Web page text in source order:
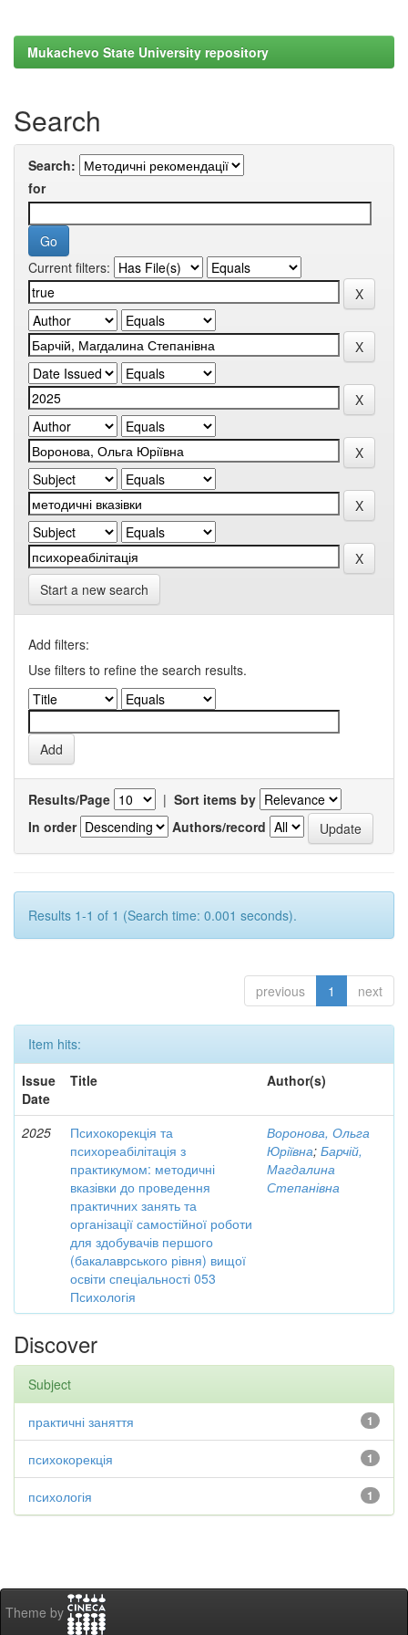
Mukachevo State University repository
Search
Search:
for
Current filters:
Start a new search
Add filters:
Use filters to refine the search results.
Results/Page | Sort items by
In order
Authors/record
Results 1-1 of 1 (Search time: 0.001 seconds).
previous 1 next
Item hits:
Issue
Date
Title Author(s)
2025
Психокорекція та
психореабілітація з
практикумом: методичні
вказівки до проведення
практичних занять та
організації самостійної роботи
для здобувачів першого
(бакалаврського рівня) вищої
освіти спеціальності 053
Психологія
Воронова, Ольга
Юріївна; Барчій,
Магдалина
Степанівна
Discover
Subject
1
практичні заняття
1
психокорекція
1
психологія
Theme by